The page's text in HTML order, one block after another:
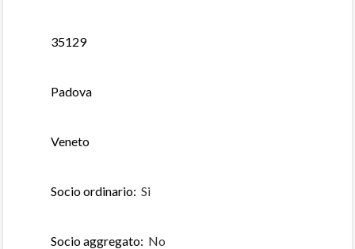
35129
Padova
Veneto
Socio ordinario: Si
Socio aggregato: No